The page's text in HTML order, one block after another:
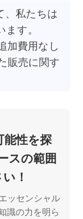
、私たちは
す。
加費用なし
販売に関す
性を探
スの範囲
！
ッセンシャル
識の力を明ら